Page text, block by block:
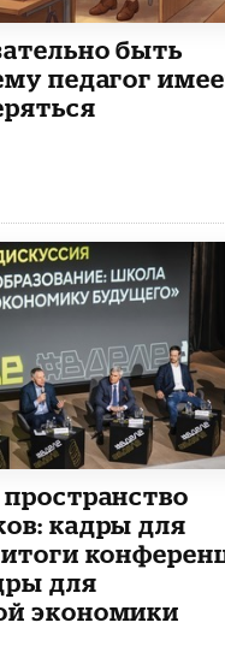
быть
педагог
кадры для
для
экономики